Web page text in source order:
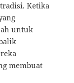
Ketika
untuk
membuat